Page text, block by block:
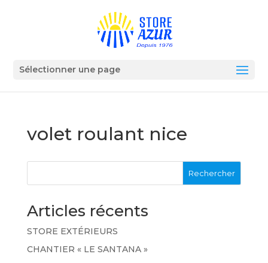
Sélectionner une page
volet roulant nice
Rechercher
Articles récents
STORE EXTÉRIEURS
CHANTIER « LE SANTANA »